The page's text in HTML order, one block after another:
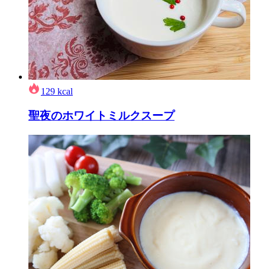
129 kcal
聖夜のホワイトミルクスープ